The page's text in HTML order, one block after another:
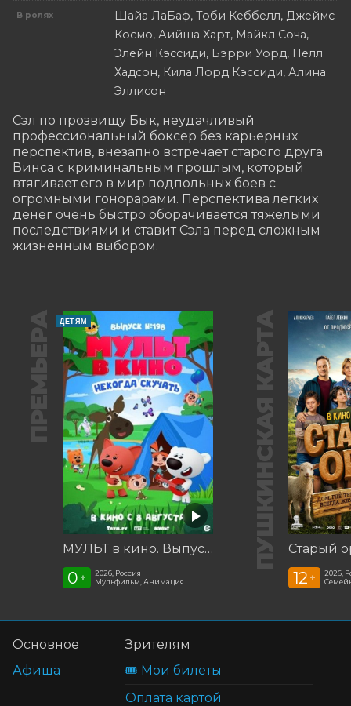
В ролях
Шайа ЛаБаф, Тоби Кеббелл, Джеймс
Космо, Аийша Харт, Майкл Соча,
Элейн Кэссиди, Бэрри Уорд, Нелл
Хадсон, Кила Лорд Кэссиди, Алина
Эллисон
Сэл по прозвищу Бык, неудачливый
профессиональный боксер без карьерных
перспектив, внезапно встречает старого друга
Винса с криминальным прошлым, который
втягивает его в мир подпольных боев с
огромными гонорарами. Перспектива легких
денег очень быстро оборачивается тяжелыми
последствиями и ставит Сэла перед сложным
жизненным выбором.
ПРЕМЬЕРА ДЕТЯМ
МУЛЬТ в кино. Выпуск №198. Некогда скучать
0 +
2026, Россия
Мульфильм, Анимация
ПУШКИНСКАЯ КАРТА Старый
12 +
2026,
Основное
Афиша
Зрителям
🎟️ Мои билеты
Оплата картой